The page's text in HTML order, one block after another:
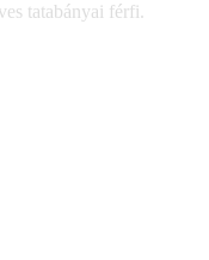
tatabányai férfi.